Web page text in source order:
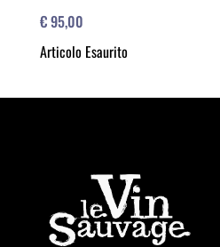
€ 95,00
Articolo Esaurito